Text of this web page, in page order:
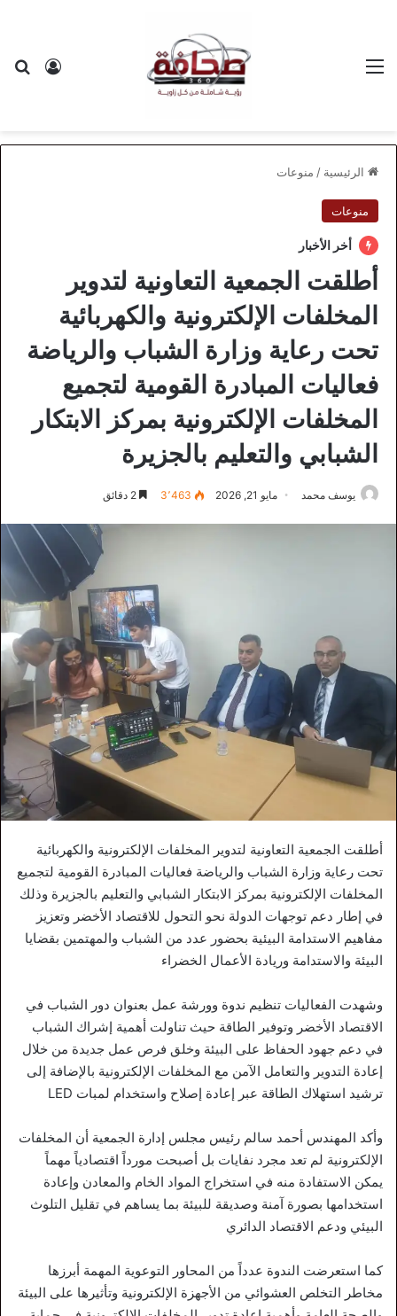
الرئيسية / منوعات
منوعات
أخر الأخبار
أطلقت الجمعية التعاونية لتدوير
المخلفات الإلكترونية والكهربائية
تحت رعاية وزارة الشباب والرياضة
فعاليات المبادرة القومية لتجميع
المخلفات الإلكترونية بمركز الابتكار
الشبابي والتعليم بالجزيرة
يوسف محمد مايو 21, 2026 3٬463
أطلقت الجمعية التعاونية لتدوير المخلفات الإلكترونية والكهربائية
تحت رعاية وزارة الشباب والرياضة فعاليات المبادرة القومية لتجميع
المخلفات الإلكترونية بمركز الابتكار الشبابي والتعليم بالجزيرة وذلك
في إطار دعم توجهات الدولة نحو التحول للاقتصاد الأخضر وتعزيز
مفاهيم الاستدامة البيئية بحضور عدد من الشباب والمهتمين بقضايا
البيئة والاستدامة وريادة الأعمال الخضراء
وشهدت الفعاليات تنظيم ندوة وورشة عمل بعنوان دور الشباب في
الاقتصاد الأخضر وتوفير الطاقة حيث تناولت أهمية إشراك الشباب
في دعم جهود الحفاظ على البيئة وخلق فرص عمل جديدة من خلال
إعادة التدوير والتعامل الآمن مع المخلفات الإلكترونية بالإضافة إلى
ترشيد استهلاك الطاقة عبر إعادة إصلاح واستخدام لمبات LED
وأكد المهندس أحمد سالم رئيس مجلس إدارة الجمعية أن المخلفات
الإلكترونية لم تعد مجرد نفايات بل أصبحت مورداً اقتصادياً مهماً
يمكن الاستفادة منه في استخراج المواد الخام والمعادن وإعادة
استخدامها بصورة آمنة وصديقة للبيئة بما يساهم في تقليل التلوث
البيئي ودعم الاقتصاد الدائري
كما استعرضت الندوة عدداً من المحاور التوعوية المهمة أبرزها
مخاطر التخلص العشوائي من الأجهزة الإلكترونية وتأثيرها على البيئة